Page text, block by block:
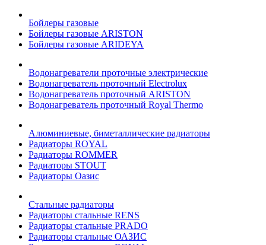
Бойлеры газовые
Бойлеры газовые ARISTON
Бойлеры газовые ARIDEYA
Водонагреватели проточные электрические
Водонагреватель проточный Electrolux
Водонагреватель проточный ARISTON
Водонагреватель проточный Royal Thermo
Алюминиевые, биметаллические радиаторы
Радиаторы ROYAL
Радиаторы ROMMER
Радиаторы STOUT
Радиаторы Оазис
Стальные радиаторы
Радиаторы стальные RENS
Радиаторы стальные PRADO
Радиаторы стальные ОАЗИС